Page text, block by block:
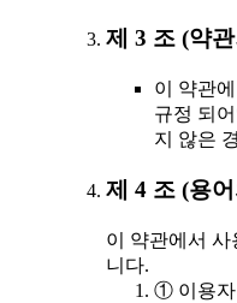
제 3 조 (약
이 약관
규정 되
지 않은
제 4 조 (용
이 약관에서
니다.
① 이용자